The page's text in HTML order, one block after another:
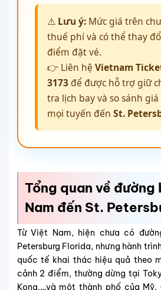
⚠️ Lưu ý:Mức giá trên
thuế phí và có thể thay
điểm đặt vé.
👉 Liên hệ Vietnam
3173để được hỗ trợ giữ
tra lịch bay và so sánh
mọi tuyến đến St.
Tổng quan về
Nam đến St.
Từ Việt Nam, hiện chưa có
Petersburg Florida, nhưng hành
quốc tế khai thác hiệu quả theo
cảnh 2 điểm, thường dừng tại
Kong,…và một thành phố của